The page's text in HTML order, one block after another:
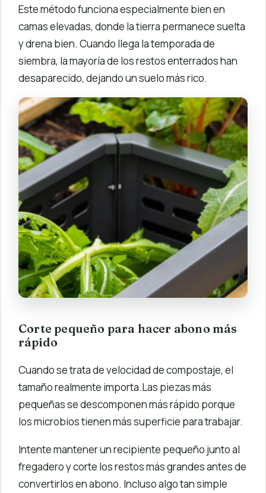
Este método funciona especialmente bien en
camas elevadas, donde la tierra permanece suelta
y drena bien. Cuando llega la temporada de
siembra, la mayoría de los restos enterrados han
desaparecido, dejando un suelo más rico.
Corte pequeño para hacer abono más
rápido
Cuando se trata de velocidad de compostaje, el
tamaño realmente importa.Las piezas más
pequeñas se descomponen más rápido porque
los microbios tienen más superficie para trabajar.
Intente mantener un recipiente pequeño junto al
fregadero y corte los restos más grandes antes de
convertirlos en abono. Incluso algo tan simple